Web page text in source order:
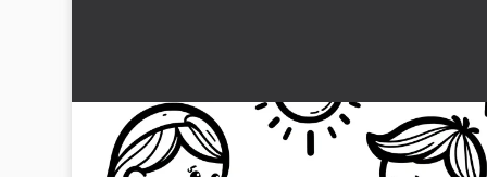
Pige og dreng gynger på legepladsen:
gratis til download